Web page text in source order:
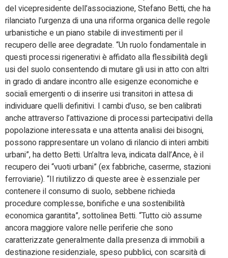
del vicepresidente dell’associazione, Stefano Betti, che ha
rilanciato l’urgenza di una una riforma organica delle regole
urbanistiche e un piano stabile di investimenti per il
recupero delle aree degradate. “Un ruolo fondamentale in
questi processi rigenerativi è affidato alla flessibilità degli
usi del suolo consentendo di mutare gli usi in atto con altri
in grado di andare incontro alle esigenze economiche e
sociali emergenti o di inserire usi transitori in attesa di
individuare quelli definitivi. I cambi d’uso, se ben calibrati
anche attraverso l’attivazione di processi partecipativi della
popolazione interessata e una attenta analisi dei bisogni,
possono rappresentare un volano di rilancio di interi ambiti
urbani”, ha detto Betti. Un’altra leva, indicata dall’Ance, è il
recupero dei “vuoti urbani” (ex fabbriche, caserme, stazioni
ferroviarie). “Il riutilizzo di queste aree è essenziale per
contenere il consumo di suolo, sebbene richieda
procedure complesse, bonifiche e una sostenibilità
economica garantita”, sottolinea Betti. “Tutto ciò assume
ancora maggiore valore nelle periferie che sono
caratterizzate generalmente dalla presenza di immobili a
destinazione residenziale, speso pubblici, con scarsità di